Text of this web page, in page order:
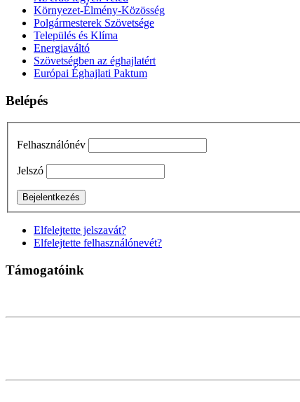
Környezet-Élmény-Közösség
Polgármesterek Szövetsége
Település és Klíma
Energiaváltó
Szövetségben az éghajlatért
Európai Éghajlati Paktum
Belépés
Felhasználónév
Jelszó
Elfelejtette jelszavát?
Elfelejtette felhasználónevét?
Támogatóink